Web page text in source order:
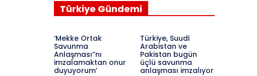
Türkiye Gündemi
‘Mekke Ortak
Savunma
Anlaşması”nı
imzalamaktan onur
duyuyorum’
Türkiye, Suudi
Arabistan ve
Pakistan bugün
üçlü savunma
anlaşması imzalıyor